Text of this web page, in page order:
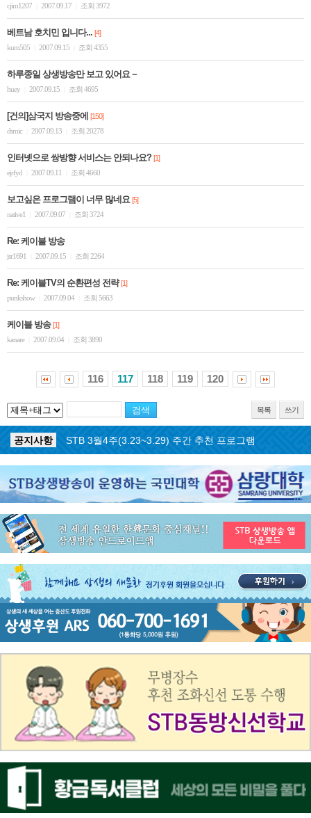
cjim1207
2007.09.17 조회 3972
베트남 호치민 입니다... [4]
kum505
2007.09.15 조회 4355
하루종일 상생방송만 보고 있어요 ~
huey 2007.09.15 조회 4695
[건의]삼국지 방송중에 [150]
dsmic
2007.09.13 조회 20278
인터넷으로 쌍방향 서비스는 안되나요? [1]
ejrfyd
2007.09.11 조회 4660
보고싶은 프로그램이 너무 많네요 [5]
native1
2007.09.07 조회 3724
Re: 케이블 방송
jsr1691 2007.09.15 조회 2264
Re: 케이블TV의 순환편성 전략 [1]
punkshow
2007.09.04 조회 5663
케이블 방송 [1]
kanare
2007.09.04 조회 3890
116 117 118 119 120
목록 쓰기
공지사항
STB 5월4주(5.25~5.31) 주간 추천 프로그램
공지사항
STB 5월3주(5.18~5.24) 주간 추천 프로그램
공지사항
STB 4월마지막주(4.27~5.3) 주간 추천 프로그램
공지사항
STB 4월2주(4.6~4.12) 주간 추천 프로그램
공지사항
STB 4월1주(3.30~4.5) 주간 추천 프로그램
공지사항 STB 3월4주(3.23~3.29) 주간 추천 프로그램